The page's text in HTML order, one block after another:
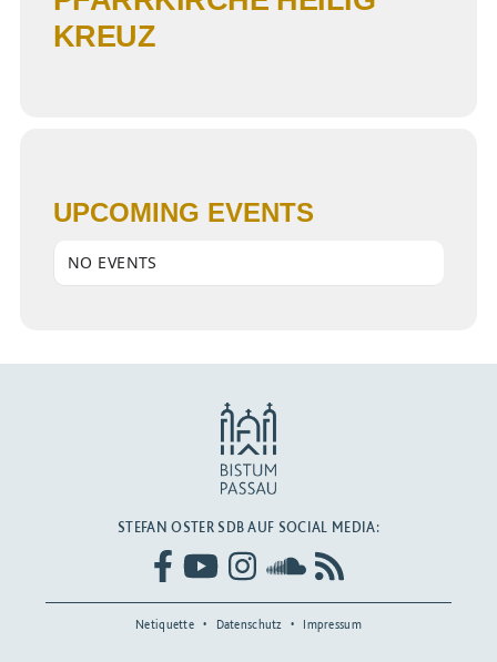
KREUZ
UPCOMING EVENTS
NO EVENTS
STEFAN OSTER SDB AUF SOCIAL MEDIA:
Netiquette Datenschutz Impressum